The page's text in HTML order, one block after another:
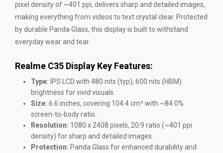
pixel density of ~401 ppi, delivers sharp and detailed images,
making everything from videos to text crystal clear. Protected
by durable Panda Glass, this display is built to withstand
everyday wear and tear.
Realme C35 Display Key Features:
Type: IPS LCD with 480 nits (typ), 600 nits (HBM)
brightness for vivid visuals.
Size: 6.6 inches, covering 104.4 cm² with ~84.0%
screen-to-body ratio.
Resolution: 1080 x 2408 pixels, 20:9 ratio (~401 ppi
density) for sharp and detailed images.
Protection: Panda Glass for enhanced durability and